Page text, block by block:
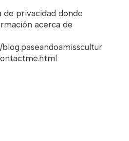
de privacidad donde
acerca de